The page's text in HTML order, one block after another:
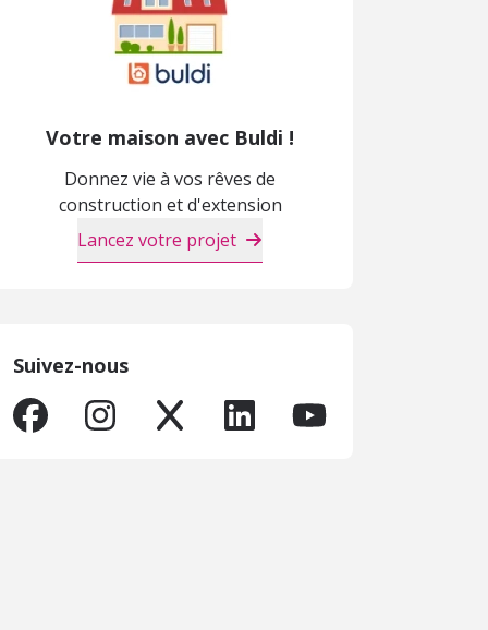
Votre maison avec Buldi !
Donnez vie à vos rêves de
construction et d'extension
Lancez votre projet
Suivez-nous